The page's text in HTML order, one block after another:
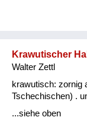
Krawutischer
Walter Zettl
krawutisch: zornig
Tschechischen) .
...siehe oben